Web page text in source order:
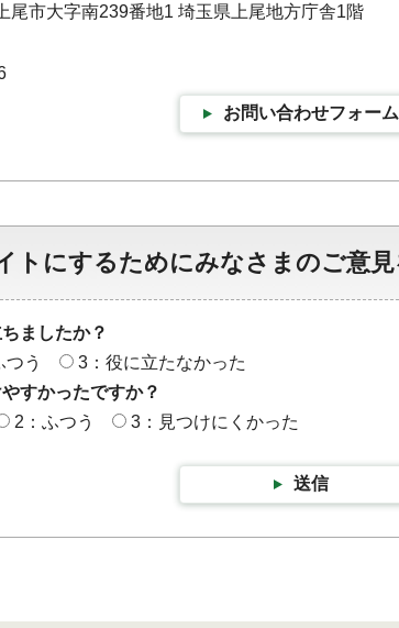
尾市大字南239番地1 埼玉県上尾地方庁舎1階
お問い合わせフォーム
トにするためにみなさまのご意
ましたか？
つう
3：役に立たなかった
すかったですか？
2：ふつう 3：見つけにくかった
送信